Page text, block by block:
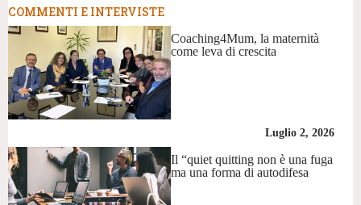
COMMENTI E INTERVISTE
Coaching4Mum, la maternità
come leva di crescita
Luglio 2, 2026
Il “quiet quitting non è una fuga
ma una forma di autodifesa